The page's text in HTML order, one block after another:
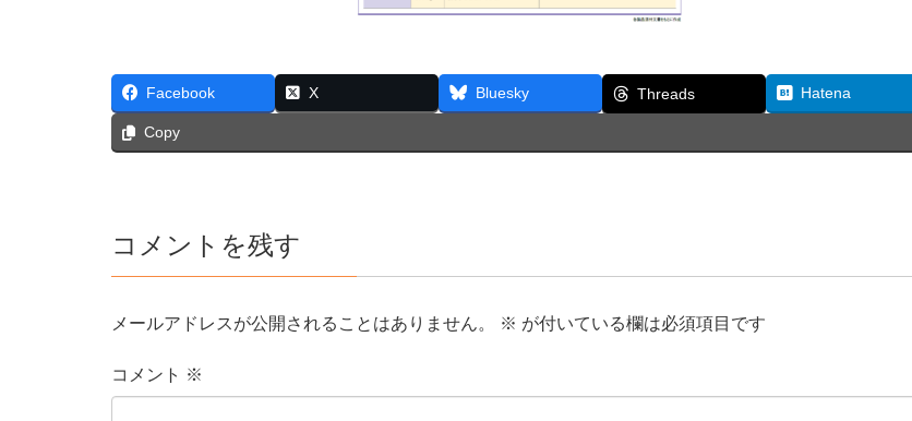
Facebook X Bluesky Threads Hatena
Copy
コメントを残す
メールアドレスが公開されることはありません。 ※ が付いている欄は必須項目です
コメント ※